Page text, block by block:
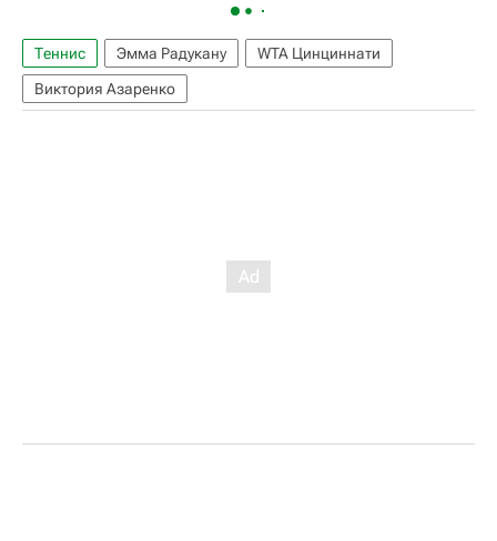
Теннис Эмма Радукану
WTA Цинциннати
Виктория Азаренко